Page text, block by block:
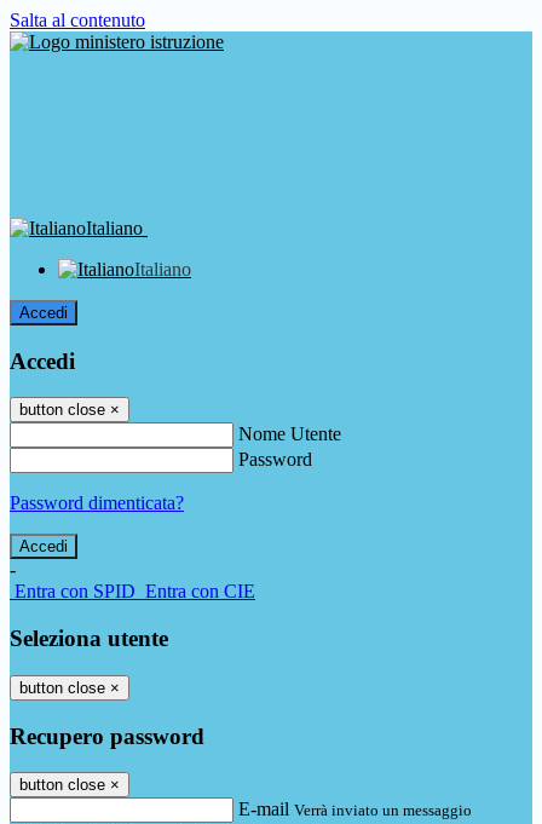
Salta al contenuto
Italiano
Italiano
Accedi
Accedi
button close ×
Nome Utente
Password
Password dimenticata?
-
Entra con SPID Entra con CIE
Seleziona utente
button close ×
Recupero password
button close ×
E-mail Verrà inviato un messaggio